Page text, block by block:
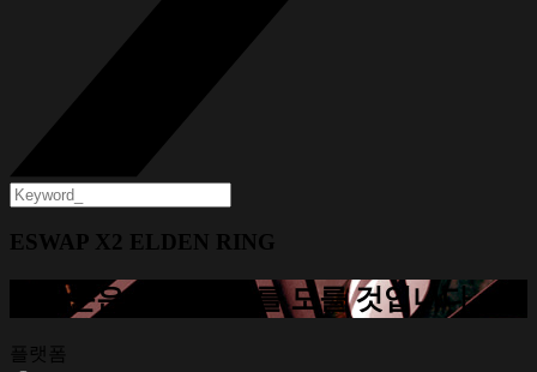
ESWAP X2 ELDEN RING
여러분은 영영 패배를 모를 것입니다
플랫폼